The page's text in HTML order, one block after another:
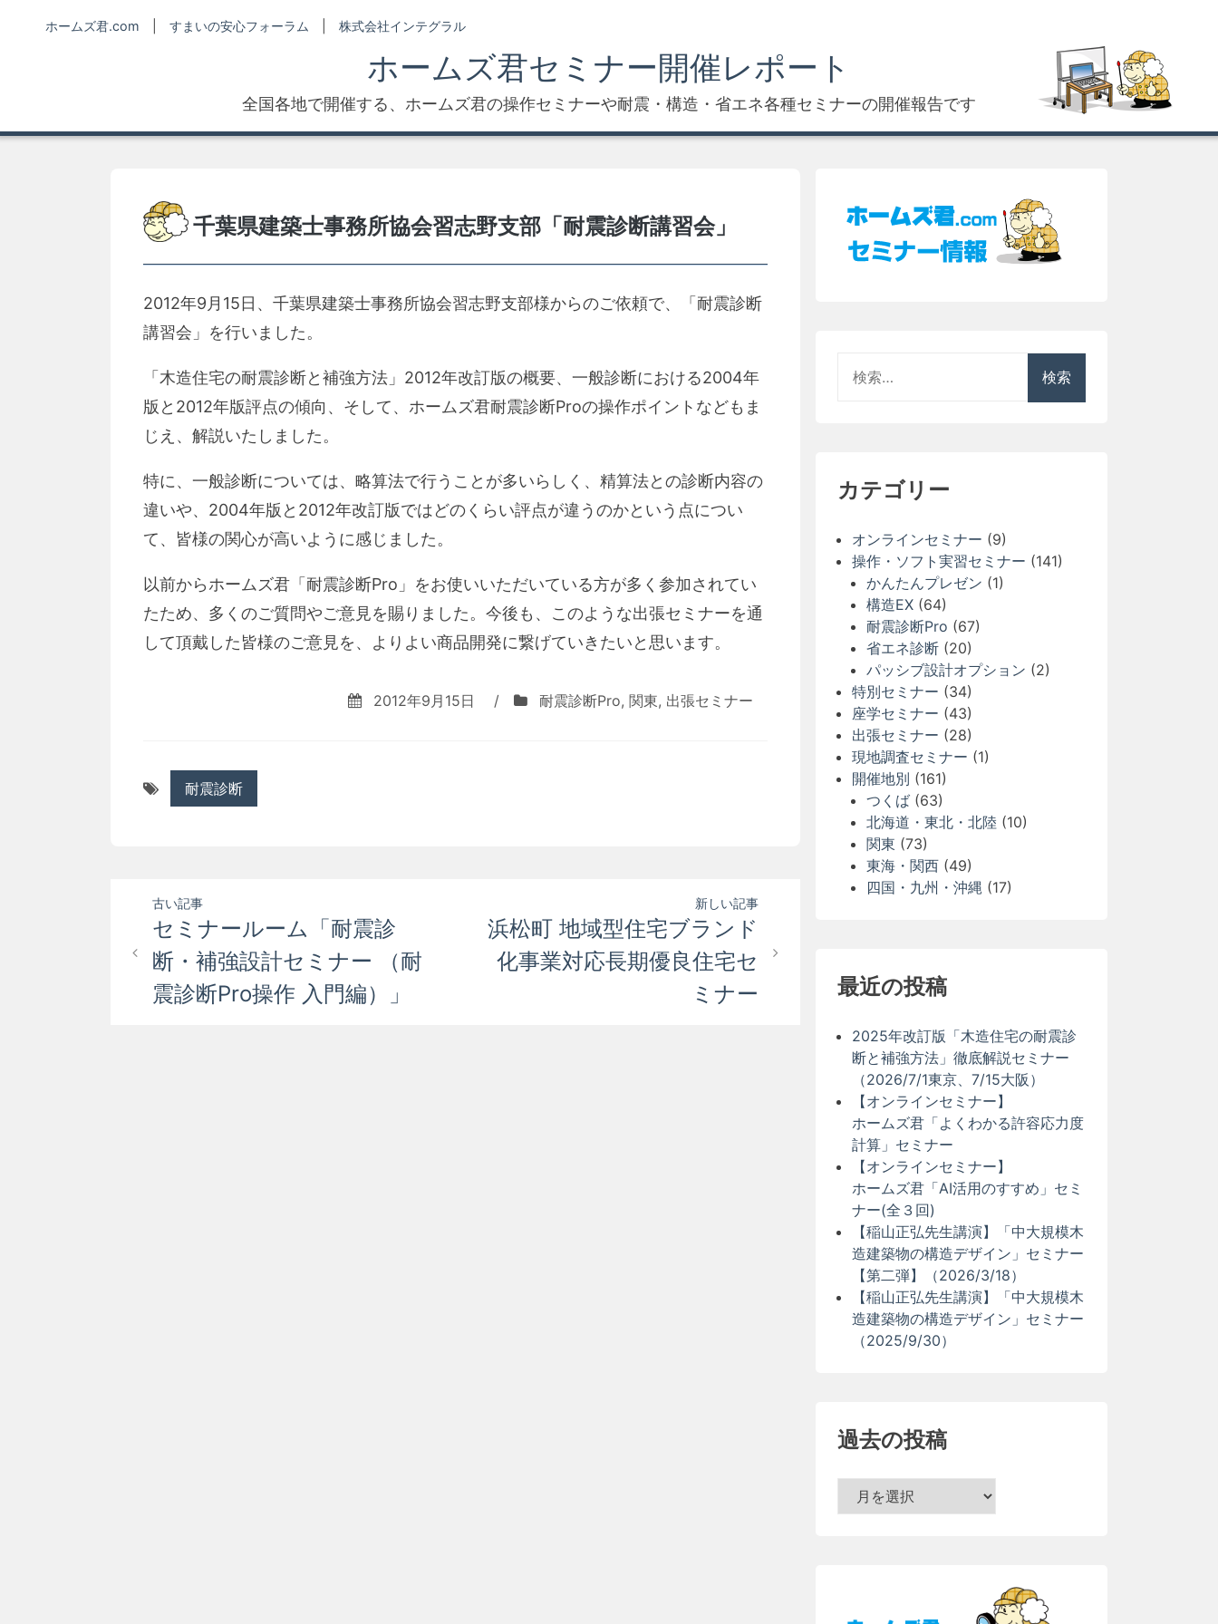
ホームズ君.com すまいの安心フォーラム 株式会社インテグラル
ホームズ君セミナー開催レポート
全国各地で開催する、ホームズ君の操作セミナーや耐震・構造・省エネ各種セミナーの開催報告です
千葉県建築士事務所協会習志野支部「耐震診断講習会」
2012年9月15日、千葉県建築士事務所協会習志野支部様からのご依頼で、「耐震診断
講習会」を行いました。
「木造住宅の耐震診断と補強方法」2012年改訂版の概要、一般診断における2004年
版と2012年版評点の傾向、そして、ホームズ君耐震診断Proの操作ポイントなどもま
じえ、解説いたしました。
特に、一般診断については、略算法で行うことが多いらしく、精算法との診断内容の
違いや、2004年版と2012年改訂版ではどのくらい評点が違うのかという点につい
て、皆様の関心が高いように感じました。
以前からホームズ君「耐震診断Pro」をお使いいただいている方が多く参加されてい
たため、多くのご質問やご意見を賜りました。今後も、このような出張セミナーを通
して頂戴した皆様のご意見を、よりよい商品開発に繋げていきたいと思います。
2012年9月15日 / 耐震診断Pro, 関東, 出張セミナー
耐震診断
古い記事
セミナールーム「耐震診
断・補強設計セミナー （耐
震診断Pro操作 入門編）」
新しい記事
浜松町 地域型住宅ブランド
化事業対応長期優良住宅セ
ミナー
索:
カテゴリー
オンラインセミナー (9)
操作・ソフト実習セミナー (141)
かんたんプレゼン (1)
構造EX (64)
耐震診断Pro (67)
省エネ診断 (20)
パッシブ設計オプション (2)
特別セミナー (34)
座学セミナー (43)
出張セミナー (28)
現地調査セミナー (1)
開催地別 (161)
つくば (63)
北海道・東北・北陸 (10)
関東 (73)
東海・関西 (49)
四国・九州・沖縄 (17)
最近の投稿
2025年改訂版「木造住宅の耐震診
断と補強方法」徹底解説セミナー
（2026/7/1東京、7/15大阪）
【オンラインセミナー】
ホームズ君「よくわかる許容応力度
計算」セミナー
【オンラインセミナー】
ホームズ君「AI活用のすすめ」セミ
ナー(全３回)
【稲山正弘先生講演】「中大規模木
造建築物の構造デザイン」セミナー
【第二弾】（2026/3/18）
【稲山正弘先生講演】「中大規模木
造建築物の構造デザイン」セミナー
（2025/9/30）
過去の投稿
去